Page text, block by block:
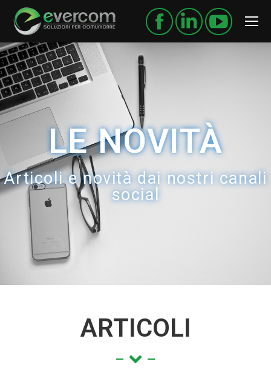
LE NOVITÀ
Articoli e novità dai nostri canali
social
ARTICOLI